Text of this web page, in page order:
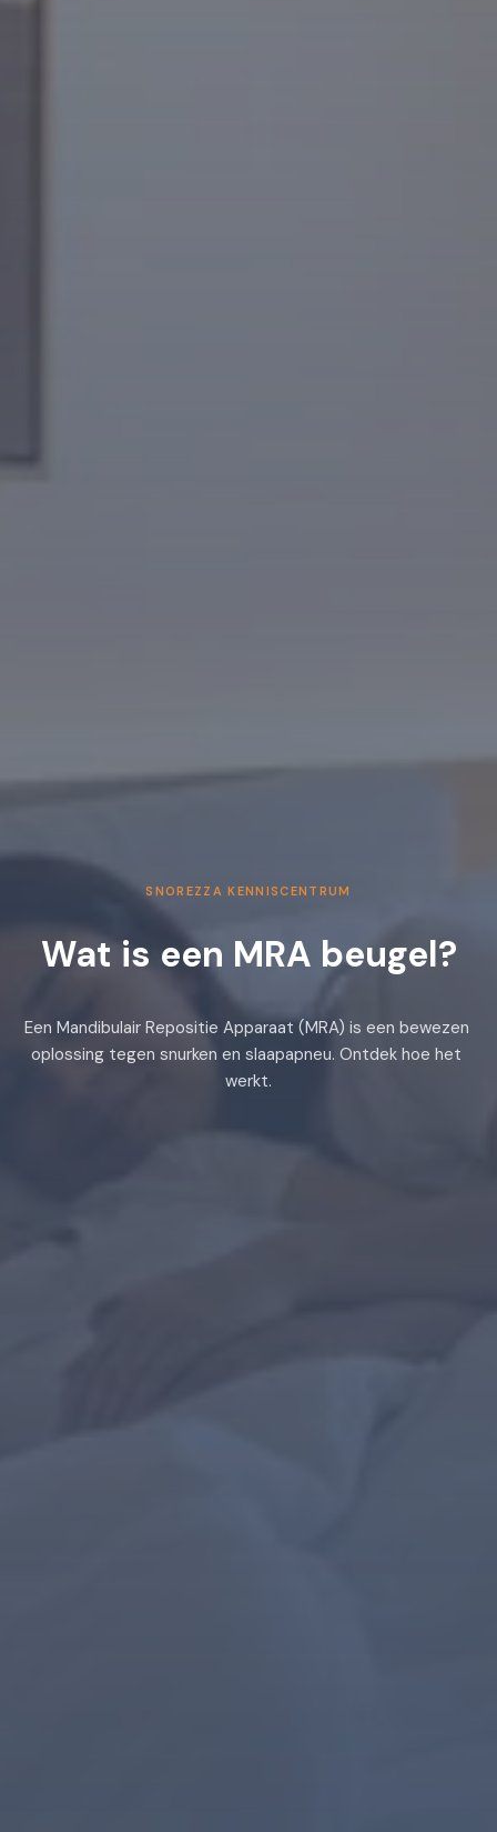
SNOREZZA KENNISCENTRUM
Wat is een MRA beugel?
Een Mandibulair Repositie Apparaat (MRA) is een bewezen
oplossing tegen snurken en slaapapneu. Ontdek hoe het
werkt.